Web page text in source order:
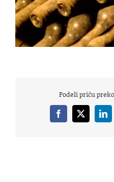
Podeli priču
Facebook
X